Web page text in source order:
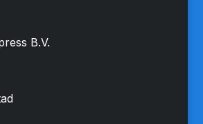
B.V.